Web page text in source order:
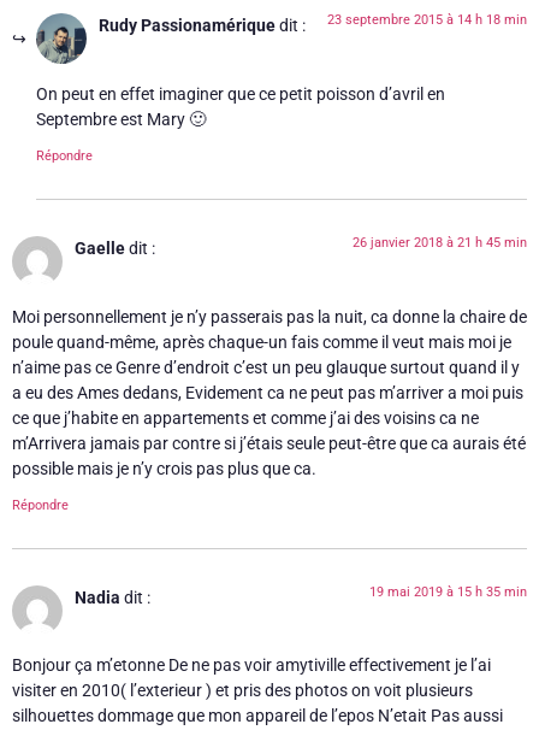
Rudy Passionamériquedit : 23 septembre 2015 à 14 h 18 min
On peut en effet imaginer que ce petit poisson d’avril en
Septembre est Mary 🙂
Répondre
Gaelledit : 26 janvier 2018 à 21 h 45 min
Moi personnellement je n’y passerais pas la nuit, ca donne la chaire de
poule quand-même, après chaque-un fais comme il veut mais moi je
n’aime pas ce Genre d’endroit c’est un peu glauque surtout quand il y
a eu des Ames dedans, Evidement ca ne peut pas m’arriver a moi puis
ce que j’habite en appartements et comme j’ai des voisins ca ne
m’Arrivera jamais par contre si j’étais seule peut-être que ca aurais été
possible mais je n’y crois pas plus que ca.
Répondre
Nadia dit : 19 mai 2019 à 15 h 35 min
Bonjour ça m’etonne De ne pas voir amytiville effectivement je l’ai
visiter en 2010( l’exterieur ) et pris des photos on voit plusieurs
silhouettes dommage que mon appareil de l’epos N’etait Pas aussi